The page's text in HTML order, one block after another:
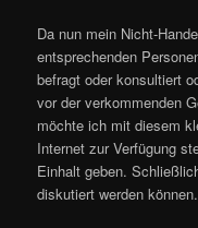
Da nun mein Nicht-
entsprechenden
befragt oder konsultiert
vor der verkommenden
möchte ich mit diesem
Internet zur Verfügung
Einhalt geben.
diskutiert werden können.